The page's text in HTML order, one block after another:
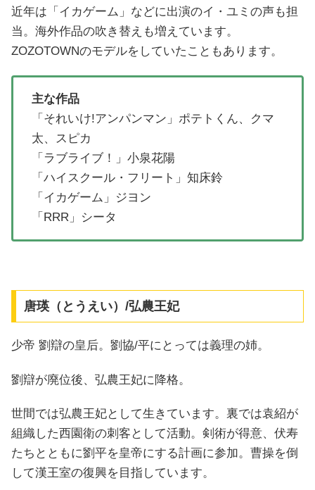
近年は「イカゲーム」などに出演のイ・ユミの声も担
当。海外作品の吹き替えも増えています。
ZOZOTOWNのモデルをしていたこともあります。
主な作品
「それいけ!アンパンマン」ポテトくん、クマ
太、スピカ
「ラブライブ！」小泉花陽
「ハイスクール・フリート」知床鈴
「イカゲーム」ジヨン
「RRR」シータ
唐瑛（とうえい）/弘農王妃
少帝 劉辯の皇后。劉協/平にとっては義理の姉。
劉辯が廃位後、弘農王妃に降格。
世間では弘農王妃として生きています。裏では袁紹が
組織した西園衛の刺客として活動。剣術が得意、伏寿
たちとともに劉平を皇帝にする計画に参加。曹操を倒
して漢王室の復興を目指しています。